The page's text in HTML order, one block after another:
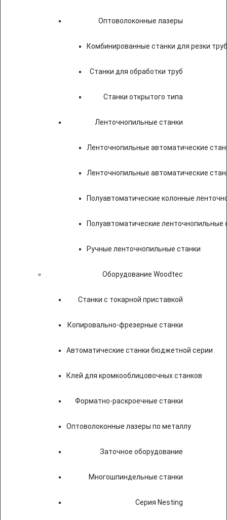
Оптоволоконные лазеры
Комбинированные станки для резки
Станки для обработки труб
Станки открытого типа
Ленточнопильные станки
Ленточнопильные автоматические
Ленточнопильные автоматические
Полуавтоматические колонные
Полуавтоматические ленточнопильные
Ручные ленточнопильные станки
Оборудование Woodtec
Станки с токарной приставкой
Копировально-фрезерные станки
Автоматические станки бюджетной серии
Клей для кромкооблицовочных станков
Форматно-раскроечные станки
Оптоволоконные лазеры по металлу
Заточное оборудование
Многошпиндельные станки
Серия Nesting